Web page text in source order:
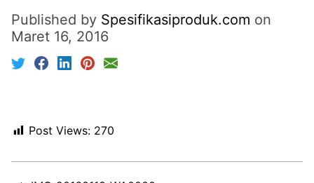
Published by Spesifikasiproduk.com on
Maret 16, 2016
Post Views: 270